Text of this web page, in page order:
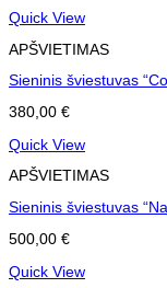
Quick View
APŠVIETIMAS
Sieninis šviestuvas
380,00 €
Quick View
APŠVIETIMAS
Sieninis šviestuvas
500,00 €
Quick View